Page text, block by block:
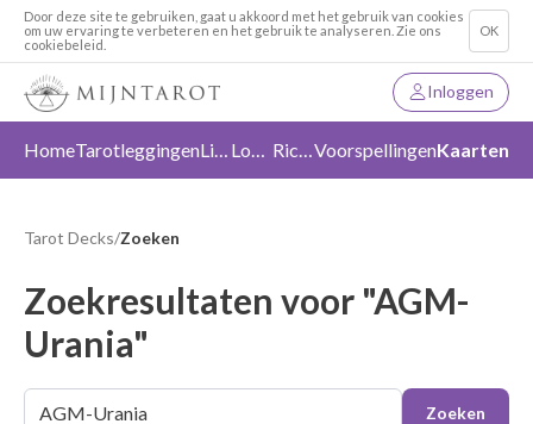
Door deze site te gebruiken, gaat u akkoord met het gebruik van cookies
om uw ervaring te verbeteren en het gebruik te analyseren. Zie ons
cookiebeleid.
OK
Inloggen
HomeTarotleggingen Liefde Loslaten RichtingVoorspellingenKaarten
Tarot Decks/Zoeken
Zoekresultaten voor "AGM-
Urania"
Zoeken